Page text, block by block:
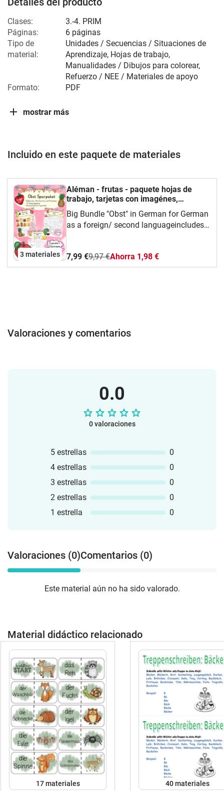
Clases:
3.-4. PRIM
Páginas:
6 páginas
Tipo de
material:
Unidades / Secuencias / Situaciones de
Aprendizaje, Hojas de trabajo,
Manualidades / Dibujos para colorear,
Refuerzo / NEE / Materiales de apoyo
Formato:
PDF
mostrar más
Incluido en este paquete de materiales
3 materiales
Aléman - frutas - paquete hojas de
trabajo, tarjetas con imagénes,
diccionario de imágenes - Obst bundle
Deutsch
Big Bundle "Obst" in German for German
as a foreign/ second languageincludes
dictionarysee individual items for more
information
7,99 €9,97 €Ahorra 1,98 €
Valoraciones y comentarios
0.0
0 valoraciones
5 estrellas
0
4 estrellas
0
3 estrellas
0
2 estrellas
0
1 estrella
0
Valoraciones (0)Comentarios (0)
Este material aún no ha sido valorado.
Material didáctico relacionado
17 materiales 40 materiales